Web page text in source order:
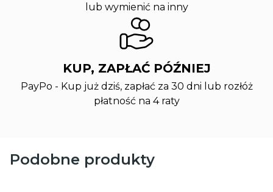
lub wymienić na inny
KUP, ZAPŁAĆ PÓŹNIEJ
PayPo - Kup już dziś, zapłać za 30 dni lub rozłóż
płatność na 4 raty
Podobne produkty